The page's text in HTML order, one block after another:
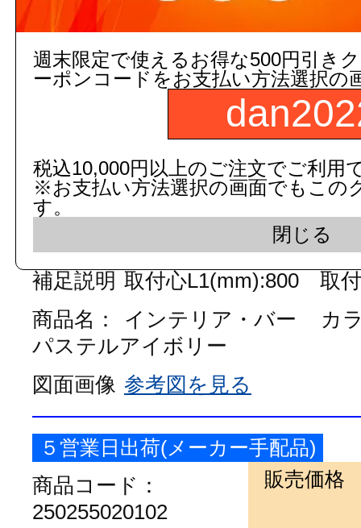
図面画像
５営業日出荷(メーカー手配品)
品番：
TS134GLMY8#SC1
販売価格
数量
補足説明 取付心L1(mm):800 取
商品名：
インテリア・バー
カ
パステルアイボリー
図面画像 参考図を見る
５営業日出荷(メーカー手配品)
商品コード：
250255020102
販売価格
週末限定で使えるお得な500円引き
ーポンコードをお支払い方法選択の
税込10,000円以上のご注文でご利用
※お支払い方法選択の画面でもこの
す。
閉じる